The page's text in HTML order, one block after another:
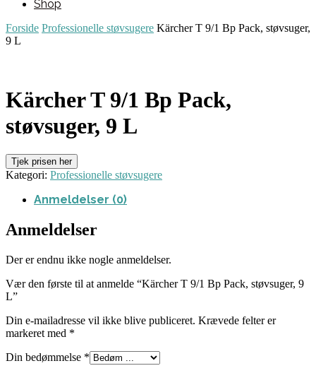
Shop
Forside Professionelle støvsugere Kärcher T 9/1 Bp Pack, støvsuger,
9 L
Kärcher T 9/1 Bp Pack,
støvsuger, 9 L
Tjek prisen her
Kategori: Professionelle støvsugere
Anmeldelser (0)
Anmeldelser
Der er endnu ikke nogle anmeldelser.
Vær den første til at anmelde “Kärcher T 9/1 Bp Pack, støvsuger, 9
L”
Din e-mailadresse vil ikke blive publiceret. Krævede felter er
markeret med *
Din bedømmelse *